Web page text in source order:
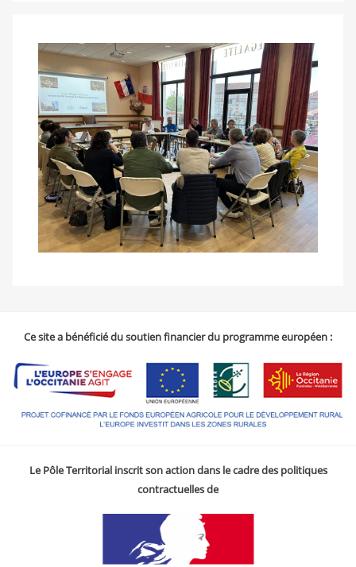
Ce site a bénéficié du soutien financier du programme européen :
Le Pôle Territorial inscrit son action dans le cadre des politiques
contractuelles de